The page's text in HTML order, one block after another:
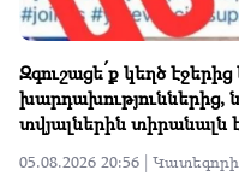
Զգուշացե՛ք կեղծ
խարդախություններից,
տվյալներին տիրանալն
05.08.2026 20:56 |